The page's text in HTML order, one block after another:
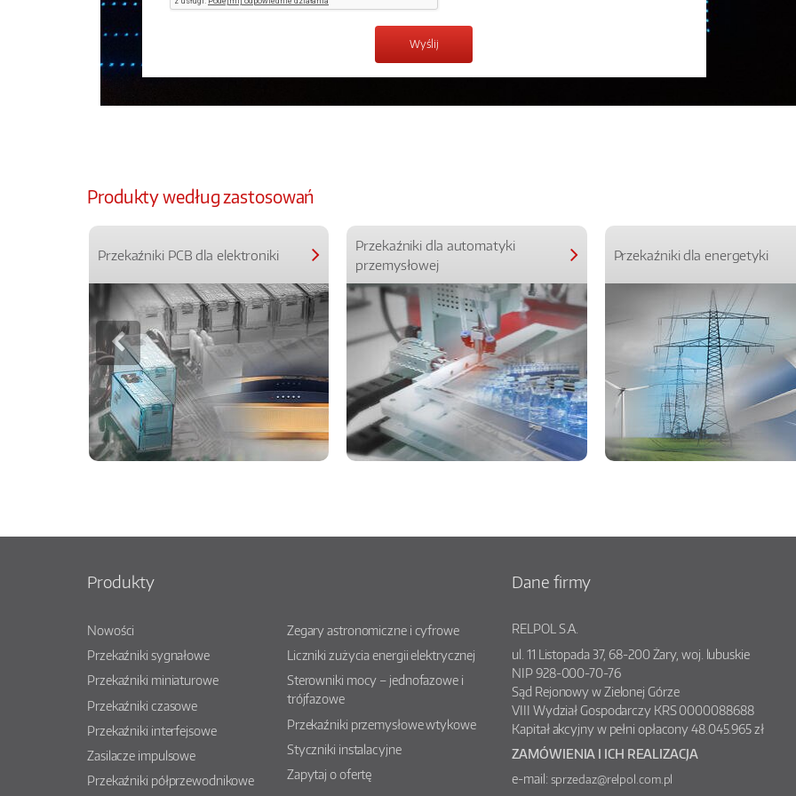
Produkty według zastosowań
Przekaźniki PCB dla elektroniki
Przekaźniki dla automatyki
przemysłowej
Przekaźniki dla energetyki
Produkty
Nowości
Przekaźniki sygnałowe
Przekaźniki miniaturowe
Przekaźniki czasowe
Przekaźniki interfejsowe
Zasilacze impulsowe
Przekaźniki półprzewodnikowe
Zegary astronomiczne i cyfrowe
Liczniki zużycia energii elektrycznej
Sterowniki mocy – jednofazowe i
trójfazowe
Przekaźniki przemysłowe wtykowe
Styczniki instalacyjne
Zapytaj o ofertę
Dane firmy
RELPOL S.A.
ul. 11 Listopada 37,68-200Żary, woj. lubuskie
NIP 928-000-70-76
Sąd Rejonowy w Zielonej Górze
VIII Wydział Gospodarczy KRS 0000088688
Kapitał akcyjny w pełni opłacony 48.045.965 zł
ZAMÓWIENIA I ICH REALIZACJA
e-mail: sprzedaz@relpol.com.pl